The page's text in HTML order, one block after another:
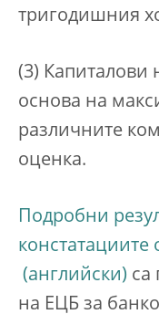
тригодишния
(3) Капиталови
основа на
различните
оценка.
Подробни
констатациите
са
на ЕЦБ за